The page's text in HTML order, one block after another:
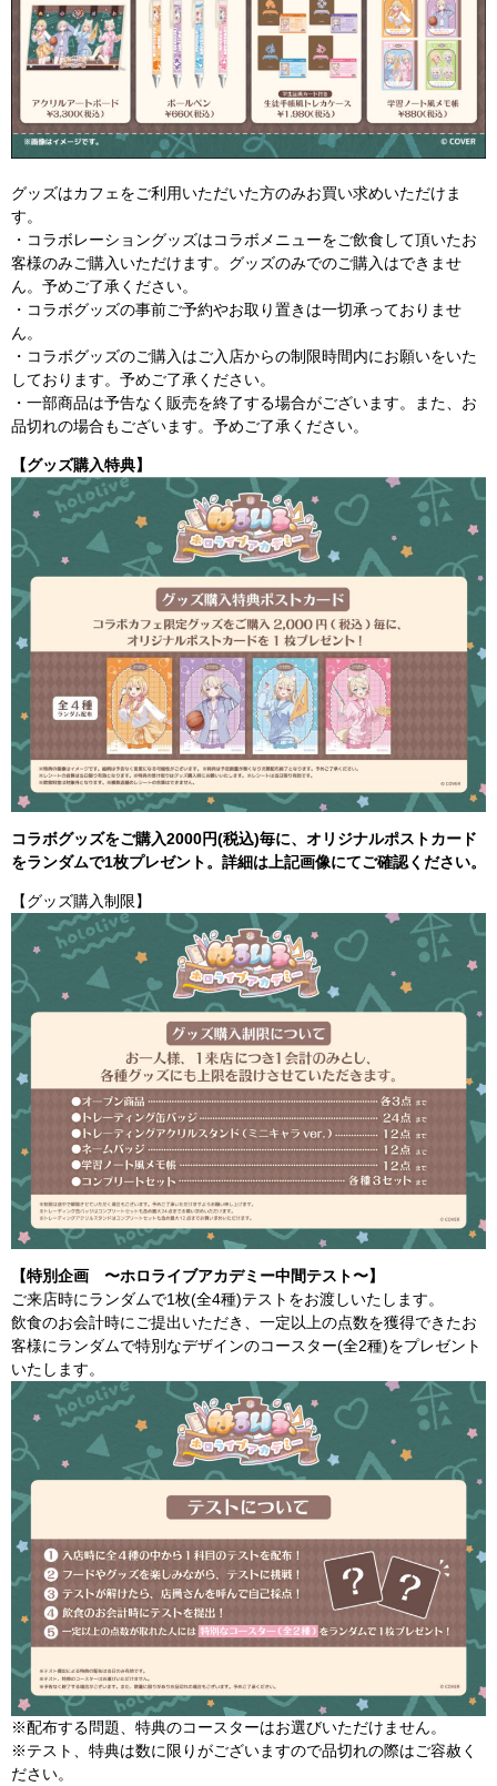
グッズはカフェをご利用いただいた方のみお買い求めいただけま
す。
・コラボレーショングッズはコラボメニューをご飲食して頂いたお
客様のみご購入いただけます。グッズのみでのご購入はできませ
ん。予めご了承ください。
・コラボグッズの事前ご予約やお取り置きは一切承っておりませ
ん。
・コラボグッズのご購入はご入店からの制限時間内にお願いをいた
しております。予めご了承ください。
・一部商品は予告なく販売を終了する場合がございます。また、お
品切れの場合もございます。予めご了承ください。
【グッズ購入特典】
コラボグッズをご購入2000円(税込)毎に、オリジナルポストカード
をランダムで1枚プレゼント。詳細は上記画像にてご確認ください。
【グッズ購入制限】
【特別企画 〜ホロライブアカデミー中間テスト〜】
ご来店時にランダムで1枚(全4種)テストをお渡しいたします。
飲食のお会計時にご提出いただき、一定以上の点数を獲得できたお
客様にランダムで特別なデザインのコースター(全2種)をプレゼント
いたします。
※配布する問題、特典のコースターはお選びいただけません。
※テスト、特典は数に限りがございますので品切れの際はご容赦く
ださい。